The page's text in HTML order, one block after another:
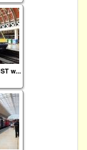
w...